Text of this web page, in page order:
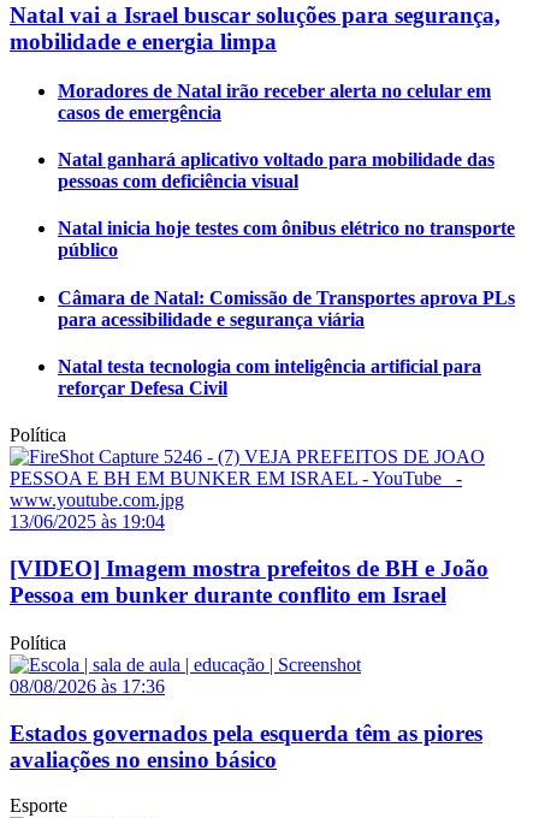
Natal vai a Israel buscar soluções para segurança,
mobilidade e energia limpa
Moradores de Natal irão receber alerta no celular em
casos de emergência
Natal ganhará aplicativo voltado para mobilidade das
pessoas com deficiência visual
Natal inicia hoje testes com ônibus elétrico no transporte
público
Câmara de Natal: Comissão de Transportes aprova PLs
para acessibilidade e segurança viária
Natal testa tecnologia com inteligência artificial para
reforçar Defesa Civil
Política
13/06/2025 às 19:04
[VIDEO] Imagem mostra prefeitos de BH e João
Pessoa em bunker durante conflito em Israel
Política
08/08/2026 às 17:36
Estados governados pela esquerda têm as piores
avaliações no ensino básico
Esporte